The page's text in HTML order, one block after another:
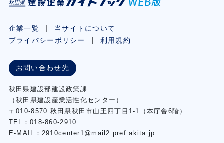
企業一覧
当サイトについて
プライバシーポリシー
利用規約
お問い合わせ先
秋⽥県建設部建設政策課
（秋⽥県建設産業活性化センター）
〒010-8570 秋田県秋田市⼭王四丁⽬1-1（本庁舎6階）
TEL：018-860-2910
E-MAIL：2910center1@mail2.pref.akita.jp